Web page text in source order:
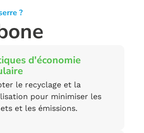
?
d'économie
le recyclage et la
pour minimiser les
et les émissions.